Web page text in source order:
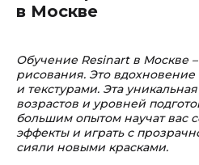
в Москве
Обучение Resinart в Москве
рисования. Это
и текстурами. Эта
возрастов и уровней
большим опытом научат вас
эффекты и играть с
сияли новыми красками.